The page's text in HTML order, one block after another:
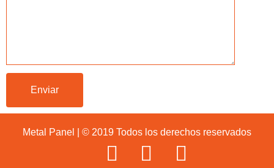
Metal Panel | © 2019 Todos los derechos reservados